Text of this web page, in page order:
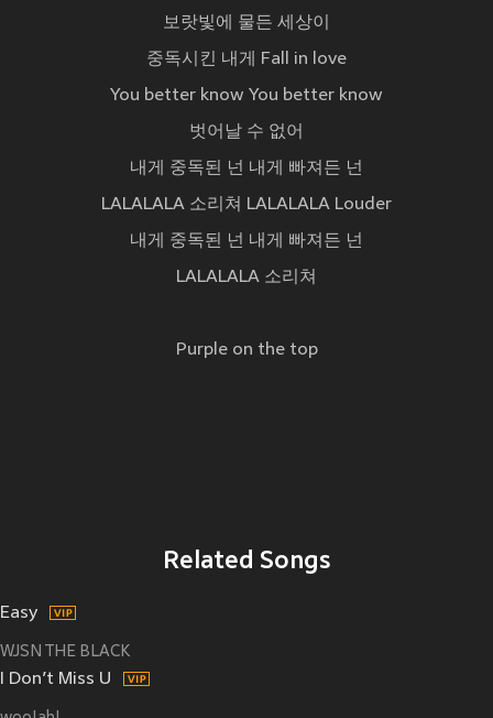
보랏빛에 물든 세상이
중독시킨 내게 Fall in love
You better know You better know
벗어날 수 없어
내게 중독된 넌 내게 빠져든 넌
LALALALA 소리쳐 LALALALA Louder
내게 중독된 넌 내게 빠져든 넌
LALALALA 소리쳐
Purple on the top
Related Songs
Easy
WJSN THE BLACK
I Don’t Miss U